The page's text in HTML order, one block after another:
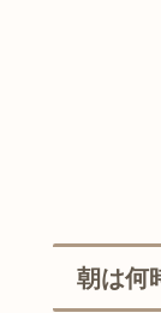
朝は何